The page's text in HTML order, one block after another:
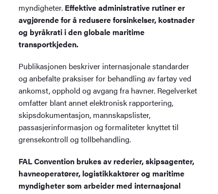
myndigheter. Effektive administrative rutiner er
avgjørende for å redusere forsinkelser, kostnader
og byråkrati i den globale maritime
transportkjeden.
Publikasjonen beskriver internasjonale standarder
og anbefalte praksiser for behandling av fartøy ved
ankomst, opphold og avgang fra havner. Regelverket
omfatter blant annet elektronisk rapportering,
skipsdokumentasjon, mannskapslister,
passasjerinformasjon og formaliteter knyttet til
grensekontroll og tollbehandling.
FAL Convention brukes av rederier, skipsagenter,
havneoperatører, logistikkaktører og maritime
myndigheter som arbeider med internasjonal